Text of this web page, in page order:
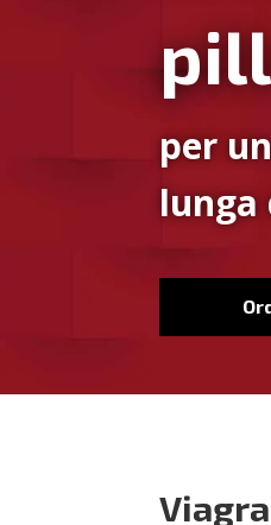
per
lunga